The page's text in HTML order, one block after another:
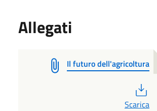
Allegati
Il futuro dell'agricoltura
Scarica